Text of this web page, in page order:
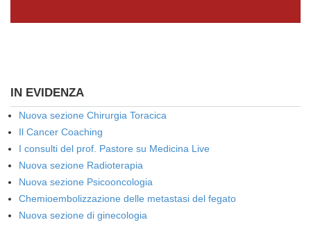
IN EVIDENZA
Nuova sezione Chirurgia Toracica
Il Cancer Coaching
I consulti del prof. Pastore su Medicina Live
Nuova sezione Radioterapia
Nuova sezione Psicooncologia
Chemioembolizzazione delle metastasi del fegato
Nuova sezione di ginecologia